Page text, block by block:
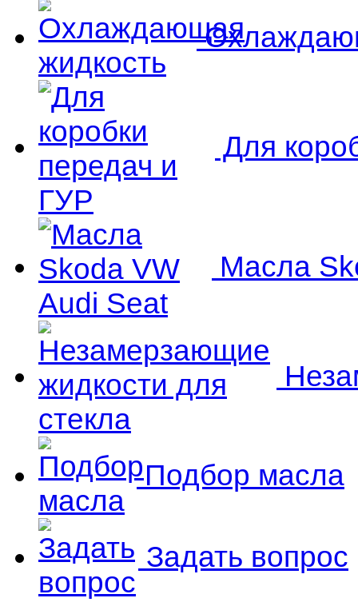
Для
Масла
Подбор масла
Задать вопрос